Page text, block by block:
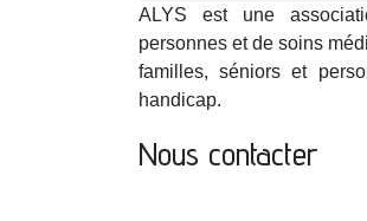
ALYS est une
personnes et de soins
familles, séniors et
handicap.
Nous contacter